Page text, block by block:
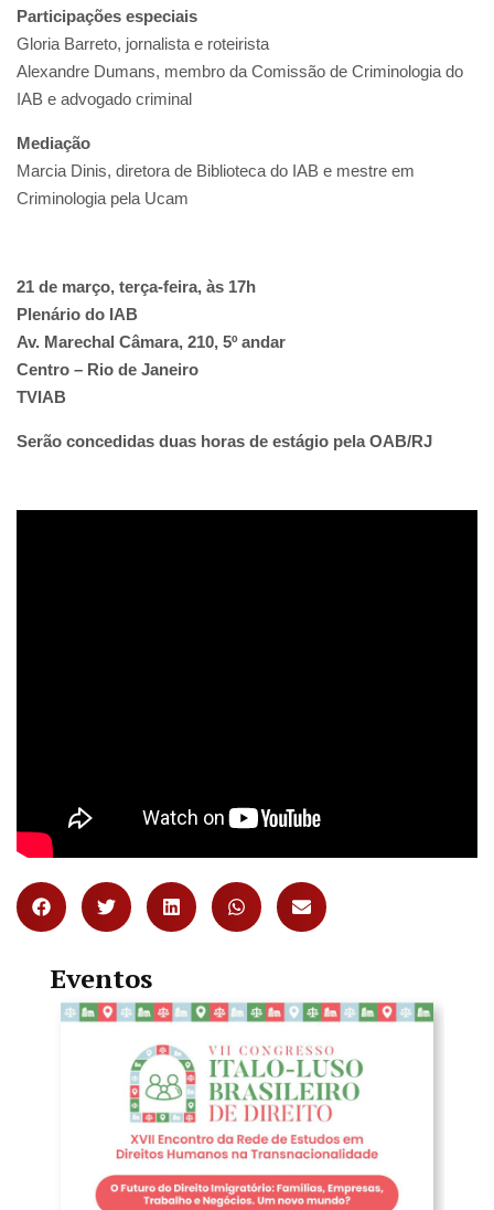
Participações especiais
Gloria Barreto, jornalista e roteirista
Alexandre Dumans, membro da Comissão de Criminologia do
IAB e advogado criminal
Mediação
Marcia Dinis, diretora de Biblioteca do IAB e mestre em
Criminologia pela Ucam
21 de março, terça-feira, às 17h
Plenário do IAB
Av. Marechal Câmara, 210, 5º andar
Centro – Rio de Janeiro
TVIAB
Serão concedidas duas horas de estágio pela OAB/RJ
Eventos